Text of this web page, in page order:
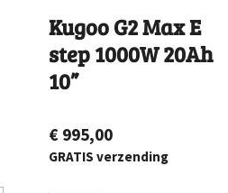
Kugoo G2 Max E
step 1000W 20Ah
10”
€ 995,00
GRATIS verzending